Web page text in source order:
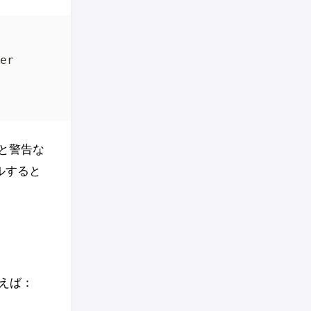
警告な
すると
ば：